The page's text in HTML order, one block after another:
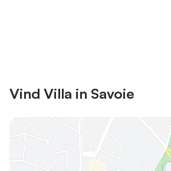
Vind Villa in Savoie